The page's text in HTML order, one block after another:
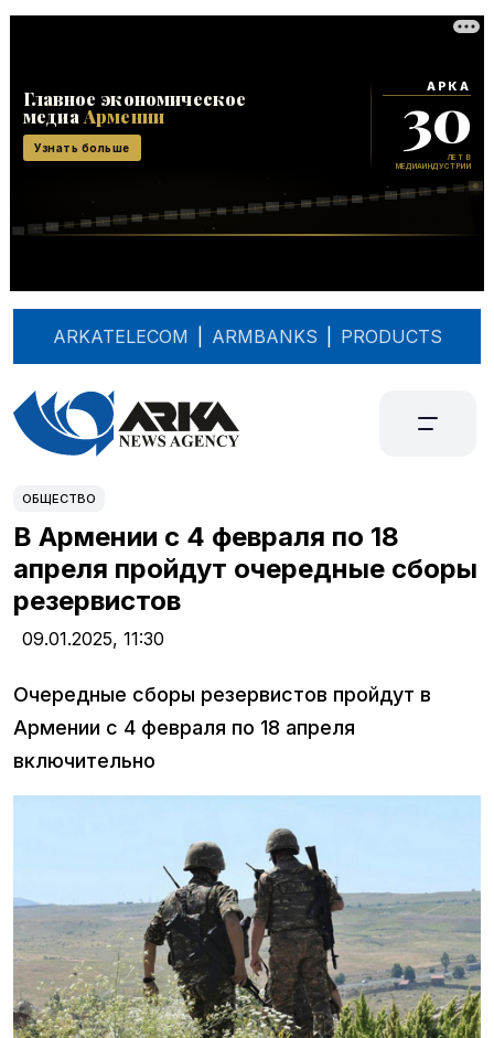
ARKATELECOM ARMBANKS PRODUCTS
ОБЩЕСТВО
В Армении с 4 февраля по 18
апреля пройдут очередные сборы
резервистов
09.01.2025, 11:30
Очередные сборы резервистов пройдут в
Армении с 4 февраля по 18 апреля
включительно